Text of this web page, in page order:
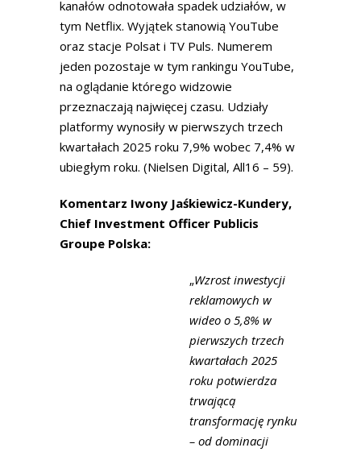
kanałów odnotowała spadek udziałów, w
tym Netflix. Wyjątek stanowią YouTube
oraz stacje Polsat i TV Puls. Numerem
jeden pozostaje w tym rankingu YouTube,
na oglądanie którego widzowie
przeznaczają najwięcej czasu. Udziały
platformy wynosiły w pierwszych trzech
kwartałach 2025 roku 7,9% wobec 7,4% w
ubiegłym roku. (Nielsen Digital, All16 – 59).
Komentarz Iwony Jaśkiewicz-Kundery,
Chief Investment Officer Publicis
Groupe Polska:
„Wzrost inwestycji
reklamowych w
wideo o 5,8% w
pierwszych trzech
kwartałach 2025
roku potwierdza
trwającą
transformację rynku
– od dominacji